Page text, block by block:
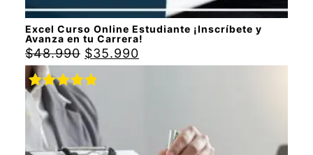
Excel Curso Online Estudiante ¡Inscríbete y
Avanza en tu Carrera!
$48.990 $35.990
Valorado
con
5.00de